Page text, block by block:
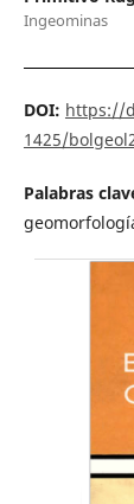
Ingeominas
DOI: https://
1425/
Palabras